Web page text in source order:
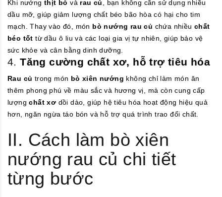
Khi nướng thịt bò và rau củ
, bạn không cần sử dụng nhiều
dầu mỡ, giúp giảm lượng chất béo bão hòa có hại cho tim
mạch. Thay vào đó, món bò nướng rau củ chứa nhiềuchất
béo tốt từ dầu ô liu và các loại gia vị tự nhiên, giúp bảo vệ
sức khỏe và cân bằng dinh dưỡng.
4.Tăng cường chất xơ, hỗ trợ tiêu hóa
Rau củ trong món bò xiên nướng không chỉ làm món ăn
thêm phong phú về màu sắc và hương vị, mà còn cung cấp
lượngchất xơ dồi dào, giúp hệ tiêu hóa hoạt động hiệu quả
hơn, ngăn ngừa táo bón và hỗ trợ quá trình trao đổi chất.
II. Cách làm bò xiên
nướng rau củ chi tiết
từng bước